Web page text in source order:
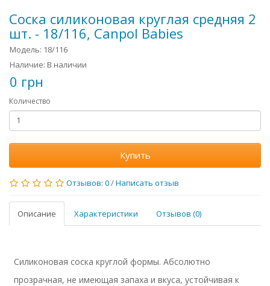
Соска силиконовая круглая средняя 2
шт. - 18/116, Canpol Babies
Модель: 18/116
Наличие: В наличии
0 грн
Количество
Купить
Отзывов: 0/Написать отзыв
Описание Характеристики Отзывов (0)
Силиконовая соска круглой формы. Абсолютно
прозрачная, не имеющая запаха и вкуса, устойчивая к